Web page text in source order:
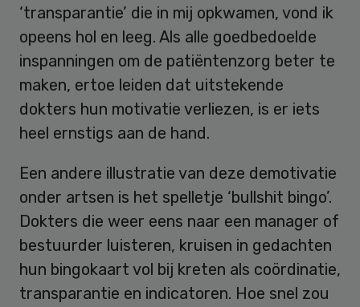
‘transparantie’ die in mij opkwamen, vond ik
opeens hol en leeg. Als alle goedbedoelde
inspanningen om de patiëntenzorg beter te
maken, ertoe leiden dat uitstekende
dokters hun motivatie verliezen, is er iets
heel ernstigs aan de hand.
Een andere illustratie van deze demotivatie
onder artsen is het spelletje ‘bullshit bingo’.
Dokters die weer eens naar een manager of
bestuurder luisteren, kruisen in gedachten
hun bingokaart vol bij kreten als coördinatie,
transparantie en indicatoren. Hoe snel zou